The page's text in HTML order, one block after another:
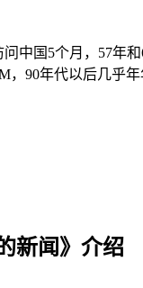
问中国5个月，57
，90年代以后几乎年
新闻》介绍